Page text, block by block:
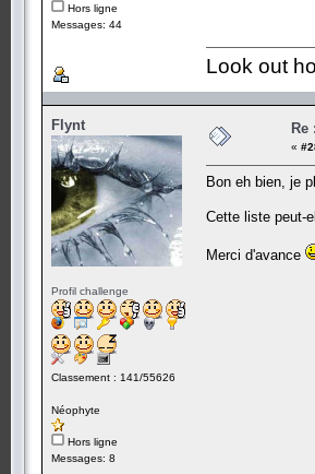
Hors ligne
Messages: 44
Look out
Flynt
Profil challenge
Classement : 141/55626
Néophyte
Hors ligne
Messages: 8
«
Bon eh bien, je
Cette liste peut-
Merci d'avance